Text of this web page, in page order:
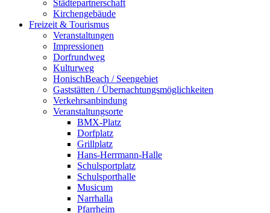
Städtepartnerschaft
Kirchengebäude
Freizeit & Tourismus
Veranstaltungen
Impressionen
Dorfrundweg
Kulturweg
HonischBeach / Seengebiet
Gaststätten / Übernachtungsmöglichkeiten
Verkehrsanbindung
Veranstaltungsorte
BMX-Platz
Dorfplatz
Grillplatz
Hans-Herrmann-Halle
Schulsportplatz
Schulsporthalle
Musicum
Narrhalla
Pfarrheim